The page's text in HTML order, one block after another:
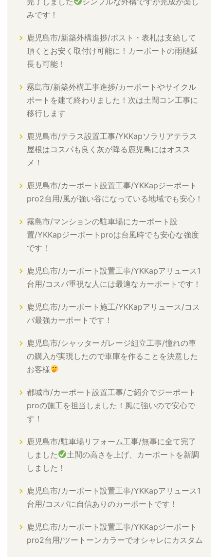
みです！
鹿児島市/新築外構進捗/ポスト・表札は支給して
頂くとお安く取付け可能に！カーポートの雨樋延
長も可能！
霧島市/新築外構工事進捗/カーポートやサイクル
ポートを建て終わりました！次は土間コン工事に
移行します
鹿児島市/テラス設置工事/YKKapソラリアテラス
屋根はコスパも良く灰が降る鹿児島にはオスス
メ！
鹿児島市/カーポート設置工事/YKKapジーポート
pro2台用/風が強い谷になっている地域でも安心！
霧島市/マンションの駐車場にカーポート設
置/YKKapジーポートproは台風時でも安心な強度
です！
鹿児島市/カーポート設置工事/YKKapアリュース1
台用/コスパ重視な人には最適なカーポートです！
鹿児島市/カーポート施工/YKKapアリュース/コス
パ最強カーポートです！
鹿児島市/シャッターガレージ組立工事/憧れの車
の購入が実現したので車庫を作ることを決意した
お客様
都城市/カーポート設置工事/ご紹介でジーポート
proの施工を担当しました！風に強いので安心で
す！
鹿児島市/駐車場リフォーム工事/無事に全て完了
しました
土間の高さを上げ、カーポートを新調
しました！
鹿児島市/カーポート設置工事/YKKapアリュース1
台用/コスパに自信ありのカーポートです！
鹿児島市/カーポート設置工事/YKKapジーポート
pro2台用/ツートーンカラーでオシャレにカスタム